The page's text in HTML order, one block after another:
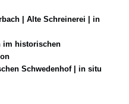
| Alte Schreinerei | in
im historischen
Schwedenhof | in situ